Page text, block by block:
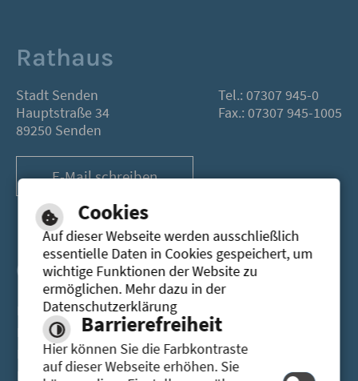
Rathaus
Stadt Senden
Hauptstraße 34
89250 Senden
Tel.: 07307 945-0
Fax.: 07307 945-1005
E-Mail schreiben
Öffnungszeiten
Montag 08.00-12.00 Uhr
Dienstag
08.00-12.00 Uhr
Mittwoch
08.00-12.00 Uhr
Donnerstag
08.00-12.00 Uhr 13.30 - 18.00 Uhr
Cookies
Auf dieser Webseite werden ausschließlich
essentielle Daten in Cookies gespeichert, um
wichtige Funktionen der Website zu
ermöglichen. Mehr dazu in der
Datenschutzerklärung
Barrierefreiheit
Hier können Sie die Farbkontraste
auf dieser Webseite erhöhen. Sie